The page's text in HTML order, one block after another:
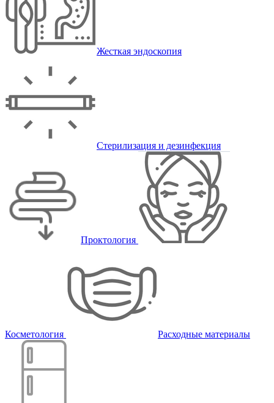
Жесткая эндоскопия
Стерилизация и дезинфекция
Проктология
Косметология Расходные материалы